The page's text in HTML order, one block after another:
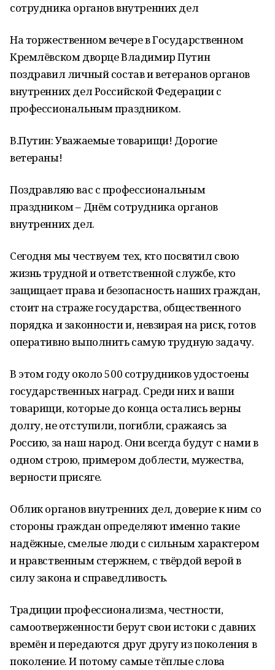
сотрудника органов внутренних дел
На торжественном вечере в Государственном
Кремлёвском дворце Владимир Путин
поздравил личный состав и ветеранов органов
внутренних дел Российской Федерации с
профессиональным праздником.
В.Путин: Уважаемые товарищи! Дорогие
ветераны!
Поздравляю вас с профессиональным
праздником – Днём сотрудника органов
внутренних дел.
Сегодня мы чествуем тех, кто посвятил свою
жизнь трудной и ответственной службе, кто
защищает права и безопасность наших граждан,
стоит на страже государства, общественного
порядка и законности и, невзирая на риск, готов
оперативно выполнить самую трудную задачу.
В этом году около 500 сотрудников удостоены
государственных наград. Среди них и ваши
товарищи, которые до конца остались верны
долгу, не отступили, погибли, сражаясь за
Россию, за наш народ. Они всегда будут с нами в
одном строю, примером доблести, мужества,
верности присяге.
Облик органов внутренних дел, доверие к ним со
стороны граждан определяют именно такие
надёжные, смелые люди с сильным характером
и нравственным стержнем, с твёрдой верой в
силу закона и справедливость.
Традиции профессионализма, честности,
самоотверженности берут свои истоки с давних
времён и передаются друг другу из поколения в
поколение. И потому самые тёплые слова